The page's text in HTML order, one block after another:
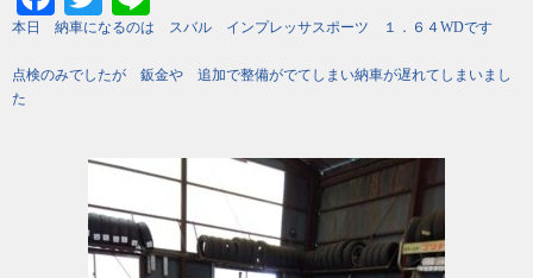
本日 納車になるのは スバル インプレッサスポーツ １．６４WDです
点検のみでしたが 鈑金や 追加で整備がでてしまい納車が遅れてしまいまし
た